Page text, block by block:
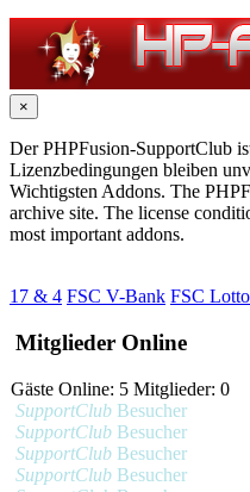
×
Der PHPFusion-SupportClub
Lizenzbedingungen bleiben
Wichtigsten Addons. The
archive site. The license
most important addons.
17 & 4 FSC V-Bank FSC
Mitglieder Online
Gäste Online: 5 Mitglieder: 0
SupportClub Besucher
SupportClub Besucher
SupportClub Besucher
SupportClub Besucher